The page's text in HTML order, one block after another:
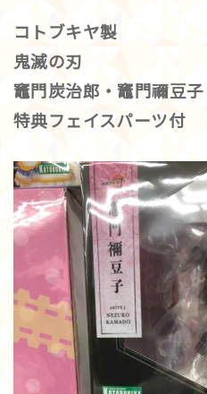
コトブキヤ製
鬼滅の刃
竈門炭治郎・竈門禰豆子
特典フェイスパーツ付